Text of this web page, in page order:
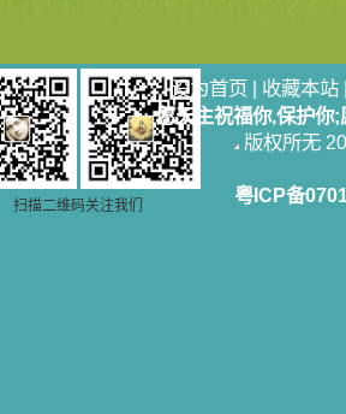
扫描二维码关注我们
设为首页 | 收藏本站
愿天主祝福你,保护你
版权所无
粤ICP备